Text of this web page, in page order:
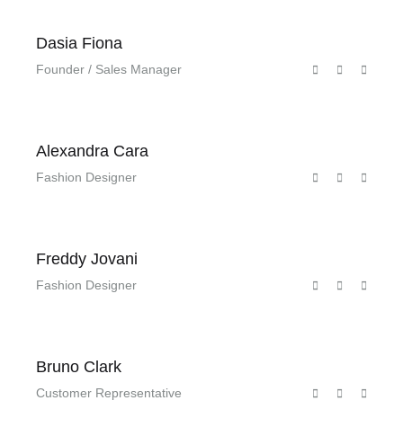
Dasia Fiona
Founder / Sales Manager
Alexandra Cara
Fashion Designer
Freddy Jovani
Fashion Designer
Bruno Clark
Customer Representative